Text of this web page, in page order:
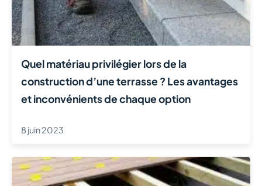
Quel matériau privilégier lors de la
construction d’une terrasse ? Les avantages
et inconvénients de chaque option
8 juin 2023